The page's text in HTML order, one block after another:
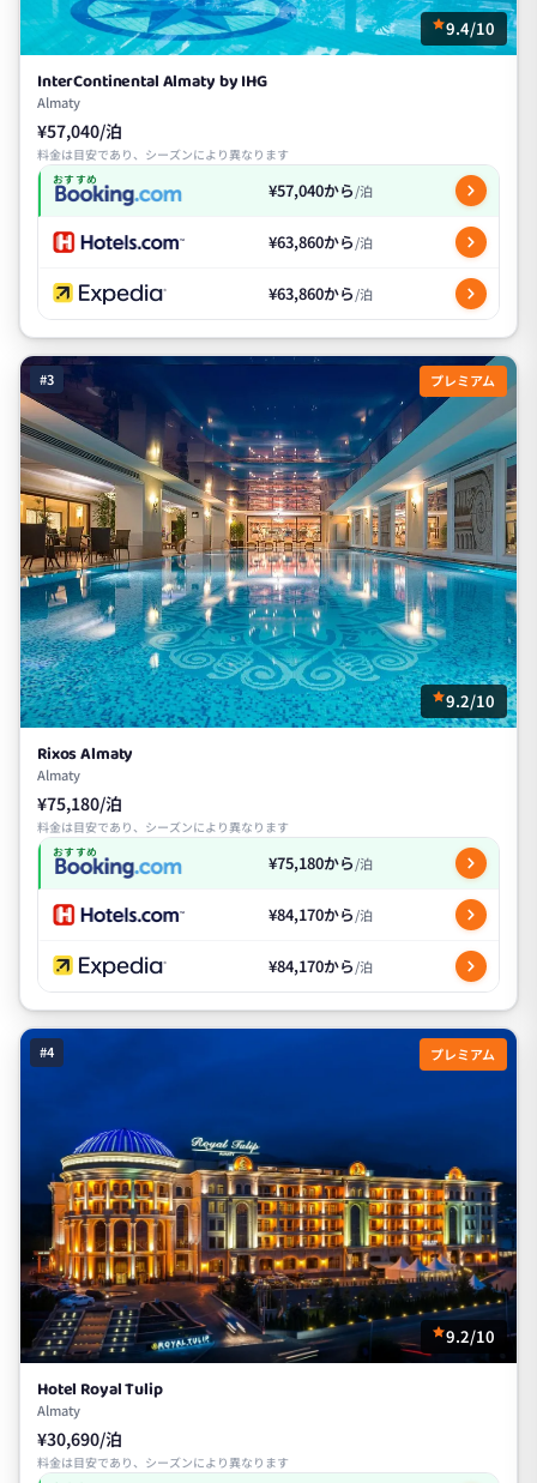
9.4/10
InterContinental Almaty by IHG
Almaty
¥57,040/泊
料金は目安であり、シーズンにより異なります
おすすめ ¥57,040から/泊
¥63,860から/泊
¥63,860から/泊
#3 プレミアム
9.2/10
Rixos Almaty
Almaty
¥75,180/泊
料金は目安であり、シーズンにより異なります
おすすめ ¥75,180から/泊
¥84,170から/泊
¥84,170から/泊
#4 プレミアム
9.2/10
Hotel Royal Tulip
Almaty
¥30,690/泊
料金は目安であり、シーズンにより異なります